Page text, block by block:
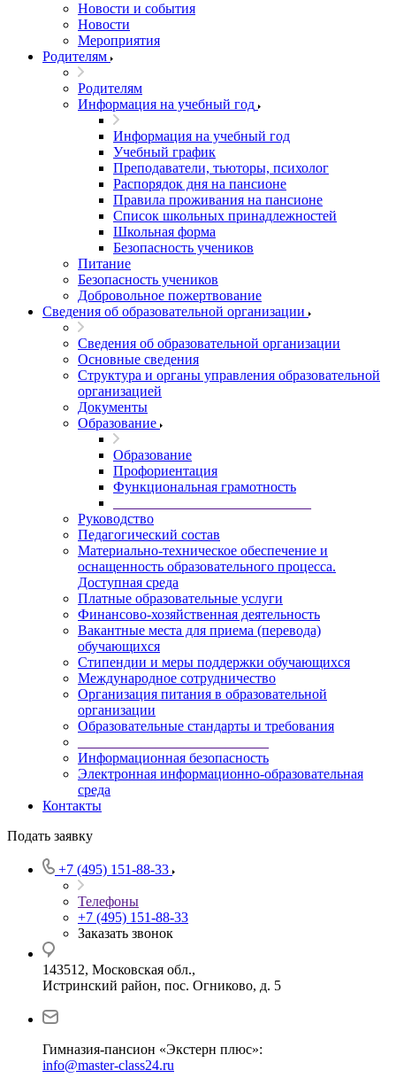
Новости и события
Новости
Мероприятия
Родителям
Родителям
Информация на учебный год
Информация на учебный год
Учебный график
Преподаватели, тьюторы, психолог
Распорядок дня на пансионе
Правила проживания на пансионе
Список школьных принадлежностей
Школьная форма
Безопасность учеников
Питание
Безопасность учеников
Добровольное пожертвование
Сведения об образовательной организации
Сведения об образовательной организации
Основные сведения
Структура и органы управления образовательной
организацией
Документы
Образование
Образование
Профориентация
Функциональная грамотность
Руководство
Педагогический состав
Материально-техническое обеспечение и
оснащенность образовательного процесса.
Доступная среда
Платные образовательные услуги
Финансово-хозяйственная деятельность
Вакантные места для приема (перевода)
обучающихся
Стипендии и меры поддержки обучающихся
Международное сотрудничество
Организация питания в образовательной
организации
Образовательные стандарты и требования
Информационная безопасность
Электронная информационно-образовательная
среда
Контакты
Подать заявку
+7 (495) 151-88-33
Телефоны
+7 (495) 151-88-33
Заказать звонок
143512, Московская обл.,
Истринский район, пос. Огниково, д. 5
Гимназия-пансион «Экстерн плюс»:
info@master-class24.ru